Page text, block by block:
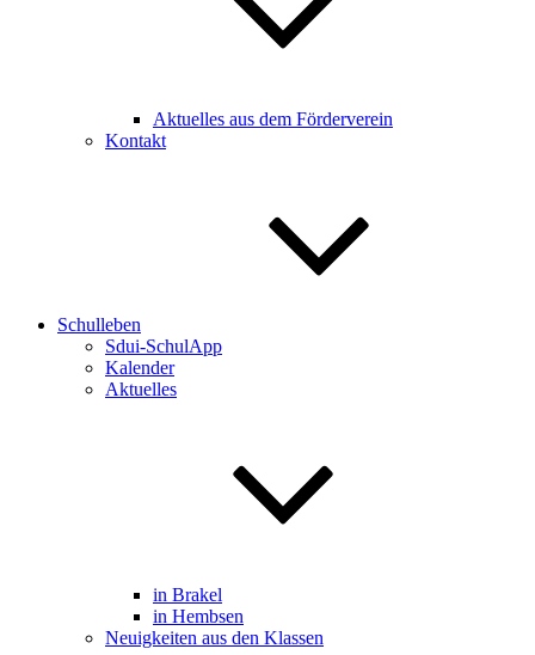
Aktuelles aus dem Förderverein
Kontakt
Schulleben
Sdui-SchulApp
Kalender
Aktuelles
in Brakel
in Hembsen
Neuigkeiten aus den Klassen